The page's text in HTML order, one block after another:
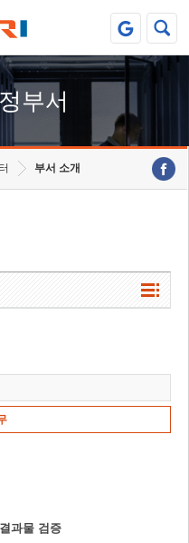
부서
부서 소개
과물 검증